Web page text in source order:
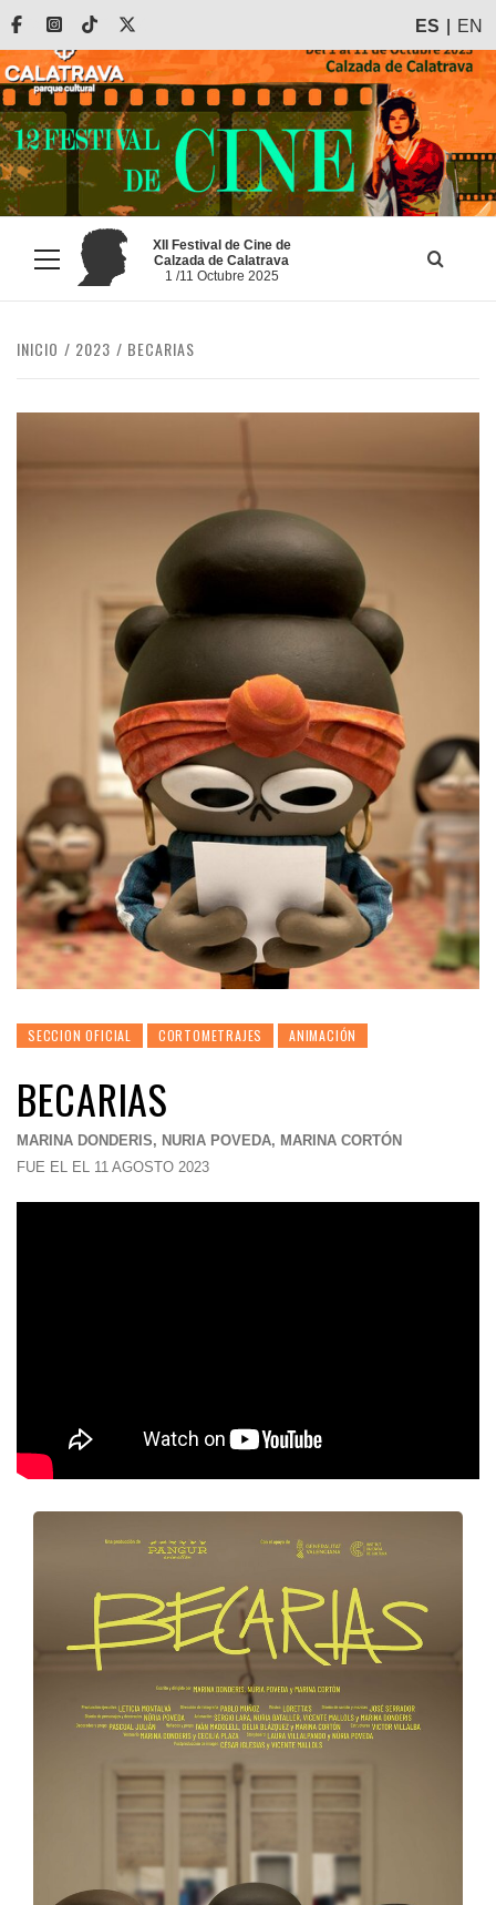
Saltar
contenido
FacebookInstagram
Tiktok ES EN
Menú
principal
XII Festival de Cine de
Calzada de Calatrava
1 /11 Octubre 2025
INICIO 2023 BECARIAS
SECCION OFICIAL CORTOMETRAJES ANIMACIÓN
BECARIAS
MARINA DONDERIS, NURIA POVEDA, MARINA CORTÓN
FUE EL EL 11 AGOSTO 2023